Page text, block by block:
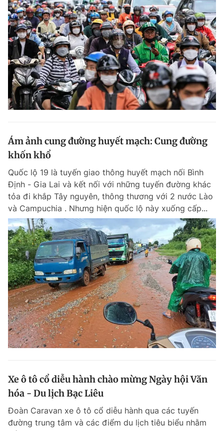
Ám ảnh cung đường huyết mạch: Cung đường
khốn khổ
Quốc lộ 19 là tuyến giao thông huyết mạch nối Bình
Định - Gia Lai và kết nối với những tuyến đường khác
tỏa đi khắp Tây nguyên, thông thương với 2 nước Lào
và Campuchia . Nhưng hiện quốc lộ này xuống cấp...
Xe ô tô cổ diễu hành chào mừng Ngày hội Văn
hóa - Du lịch Bạc Liêu
Đoàn Caravan xe ô tô cổ diễu hành qua các tuyến
đường trung tâm và các điểm du lịch tiêu biểu nhằm